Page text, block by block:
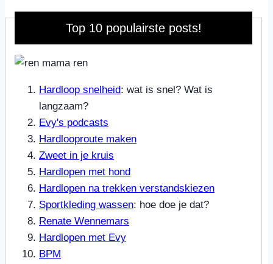
Top 10 populairste posts!
Hardloop snelheid: wat is snel? Wat is
langzaam?
Evy's podcasts
Hardlooproute maken
Zweet in je kruis
Hardlopen met hond
Hardlopen na trekken verstandskiezen
Sportkleding wassen: hoe doe je dat?
Renate Wennemars
Hardlopen met Evy
BPM